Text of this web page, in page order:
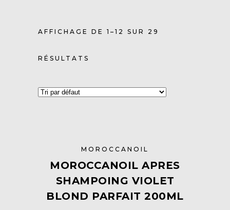
AFFICHAGE DE 1–12 SUR 29
RÉSULTATS
MOROCCANOIL
MOROCCANOIL APRES
SHAMPOING VIOLET
BLOND PARFAIT 200ML